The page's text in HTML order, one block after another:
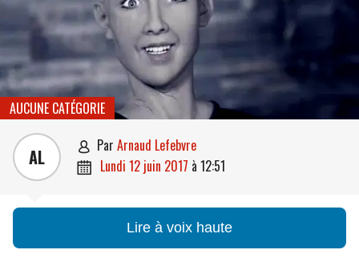
AUCUNE CATÉGORIE
AL  par Arnaud Lefebvre
 lundi 12 juin 2017 à 12:51
Lire à voix haute